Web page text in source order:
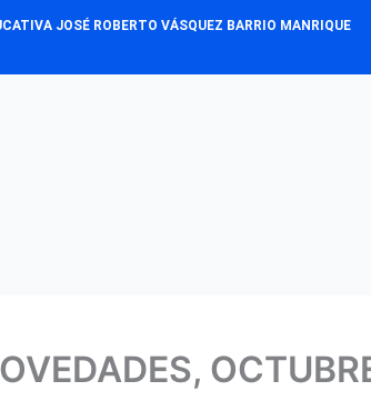
JOSÉ ROBERTO VÁSQUEZ BARRIO MANRIQUE